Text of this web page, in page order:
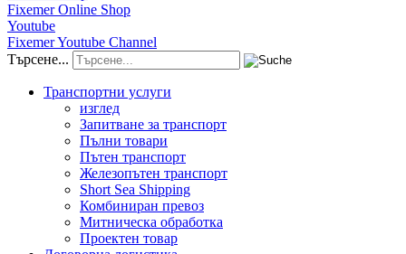
Fixemer Online Shop
Youtube
Fixemer Youtube Channel
Търсене...
Транспортни услуги
изглед
Запитване за транспорт
Пълни товари
Пътен транспорт
Железопътен транспорт
Short Sea Shipping
Комбиниран превоз
Митническа обработка
Проектен товар